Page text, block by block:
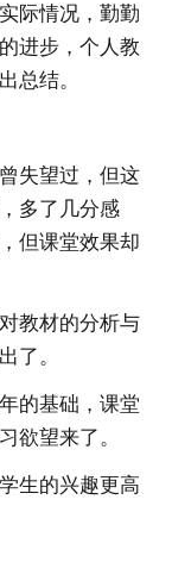
际情况，勤勤
进步，个人教
总结。
失望过，但这
多了几分感
但课堂效果却
教材的分析与
了。
的基础，课堂
欲望来了。
生的兴趣更高